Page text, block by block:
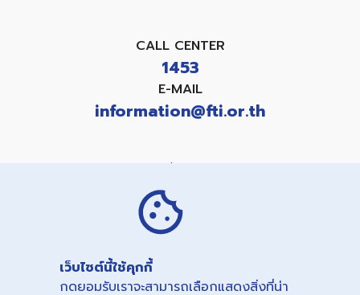
เว็บไซต์นี้ใช้คุกกี้
กดยอมรับเราจะสามารถเลือกแสดงสิ่งที่น่า
CALL CENTER
1453
E-MAIL
information@fti.or.th
PRIVACY NOTICE
Copyright©
THE FEDERATION OF THAI INDUSTRIES.